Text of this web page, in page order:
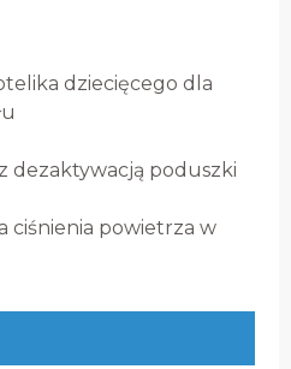
dziecięcego dla
dezaktywacją poduszki
ciśnienia powietrza w